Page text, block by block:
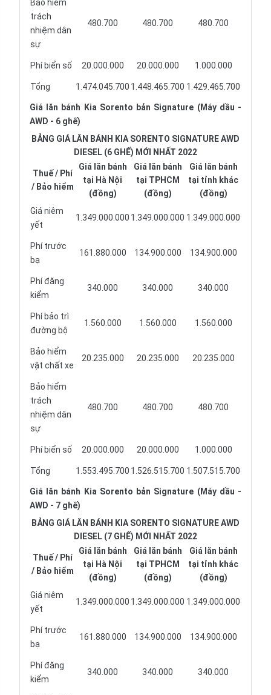
Bảo hiểm
trách
nhiệm dân
sự
480.700 480.700 480.700
Phí biển số 20.000.000 20.000.000 1.000.000
Tổng 1.474.045.700 1.448.465.700 1.429.465.700
Giá lăn bánh Kia Sorento bản Signature (Máy dầu -
AWD - 6 ghế)
BẢNG GIÁ LĂN BÁNH KIA SORENTO SIGNATURE AWD
DIESEL (6 GHẾ) MỚI NHẤT 2022
Thuế / Phí
/ Bảo hiểm
Giá lăn bánh
tại Hà Nội
(đồng)
Giá lăn bánh
tại TPHCM
(đồng)
Giá lăn bánh
tại tỉnh khác
(đồng)
Giá niêm
yết
1.349.000.000 1.349.000.000 1.349.000.000
Phí trước
bạ
161.880.000 134.900.000 134.900.000
Phí đăng
kiểm
340.000 340.000 340.000
Phí bảo trì
đường bộ
1.560.000 1.560.000 1.560.000
Bảo hiểm
vật chất xe
20.235.000 20.235.000 20.235.000
Bảo hiểm
trách
nhiệm dân
sự
480.700 480.700 480.700
Phí biển số 20.000.000 20.000.000 1.000.000
Tổng 1.553.495.700 1.526.515.700 1.507.515.700
Giá lăn bánh Kia Sorento bản Signature (Máy dầu -
AWD - 7 ghế)
BẢNG GIÁ LĂN BÁNH KIA SORENTO SIGNATURE AWD
DIESEL (7 GHẾ) MỚI NHẤT 2022
Thuế / Phí
/ Bảo hiểm
Giá lăn bánh
tại Hà Nội
(đồng)
Giá lăn bánh
tại TPHCM
(đồng)
Giá lăn bánh
tại tỉnh khác
(đồng)
Giá niêm
yết
1.349.000.000 1.349.000.000 1.349.000.000
Phí trước
bạ
161.880.000 134.900.000 134.900.000
Phí đăng
kiểm
340.000 340.000 340.000